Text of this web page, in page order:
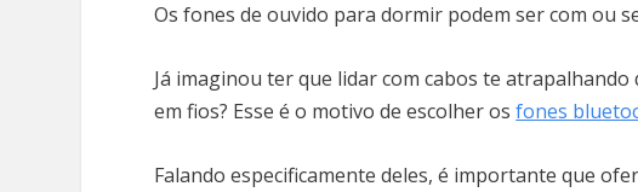
Os fones de ouvido para dormir podem ser com ou
Já imaginou ter que lidar com cabos te
em fios? Esse é o motivo de escolher osfones
Falando especificamente deles, é importante que